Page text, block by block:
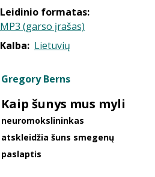
Leidinio formatas:
MP3 (garso įrašas)
Kalba: Lietuvių
Gregory Berns
Kaip šunys mus myli
neuromokslininkas
atskleidžia šuns smegenų
paslaptis